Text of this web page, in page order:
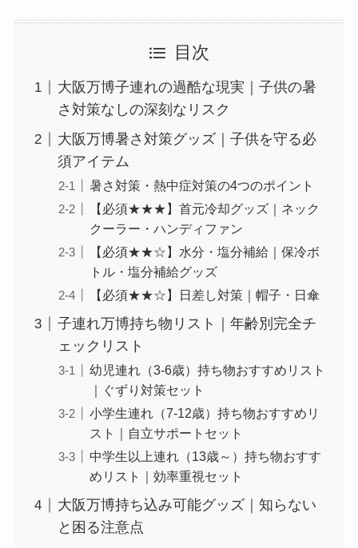
目次
大阪万博子連れの過酷な現実｜子供の暑
さ対策なしの深刻なリスク
大阪万博暑さ対策グッズ｜子供を守る必
須アイテム
暑さ対策・熱中症対策の4つのポイント
【必須★★★】首元冷却グッズ｜ネック
クーラー・ハンディファン
【必須★★☆】水分・塩分補給｜保冷ボ
トル・塩分補給グッズ
【必須★★☆】日差し対策｜帽子・日傘
子連れ万博持ち物リスト｜年齢別完全チ
ェックリスト
幼児連れ（3-6歳）持ち物おすすめリスト
｜ぐずり対策セット
小学生連れ（7-12歳）持ち物おすすめリ
スト｜自立サポートセット
中学生以上連れ（13歳～）持ち物おすす
めリスト｜効率重視セット
大阪万博持ち込み可能グッズ｜知らない
と困る注意点